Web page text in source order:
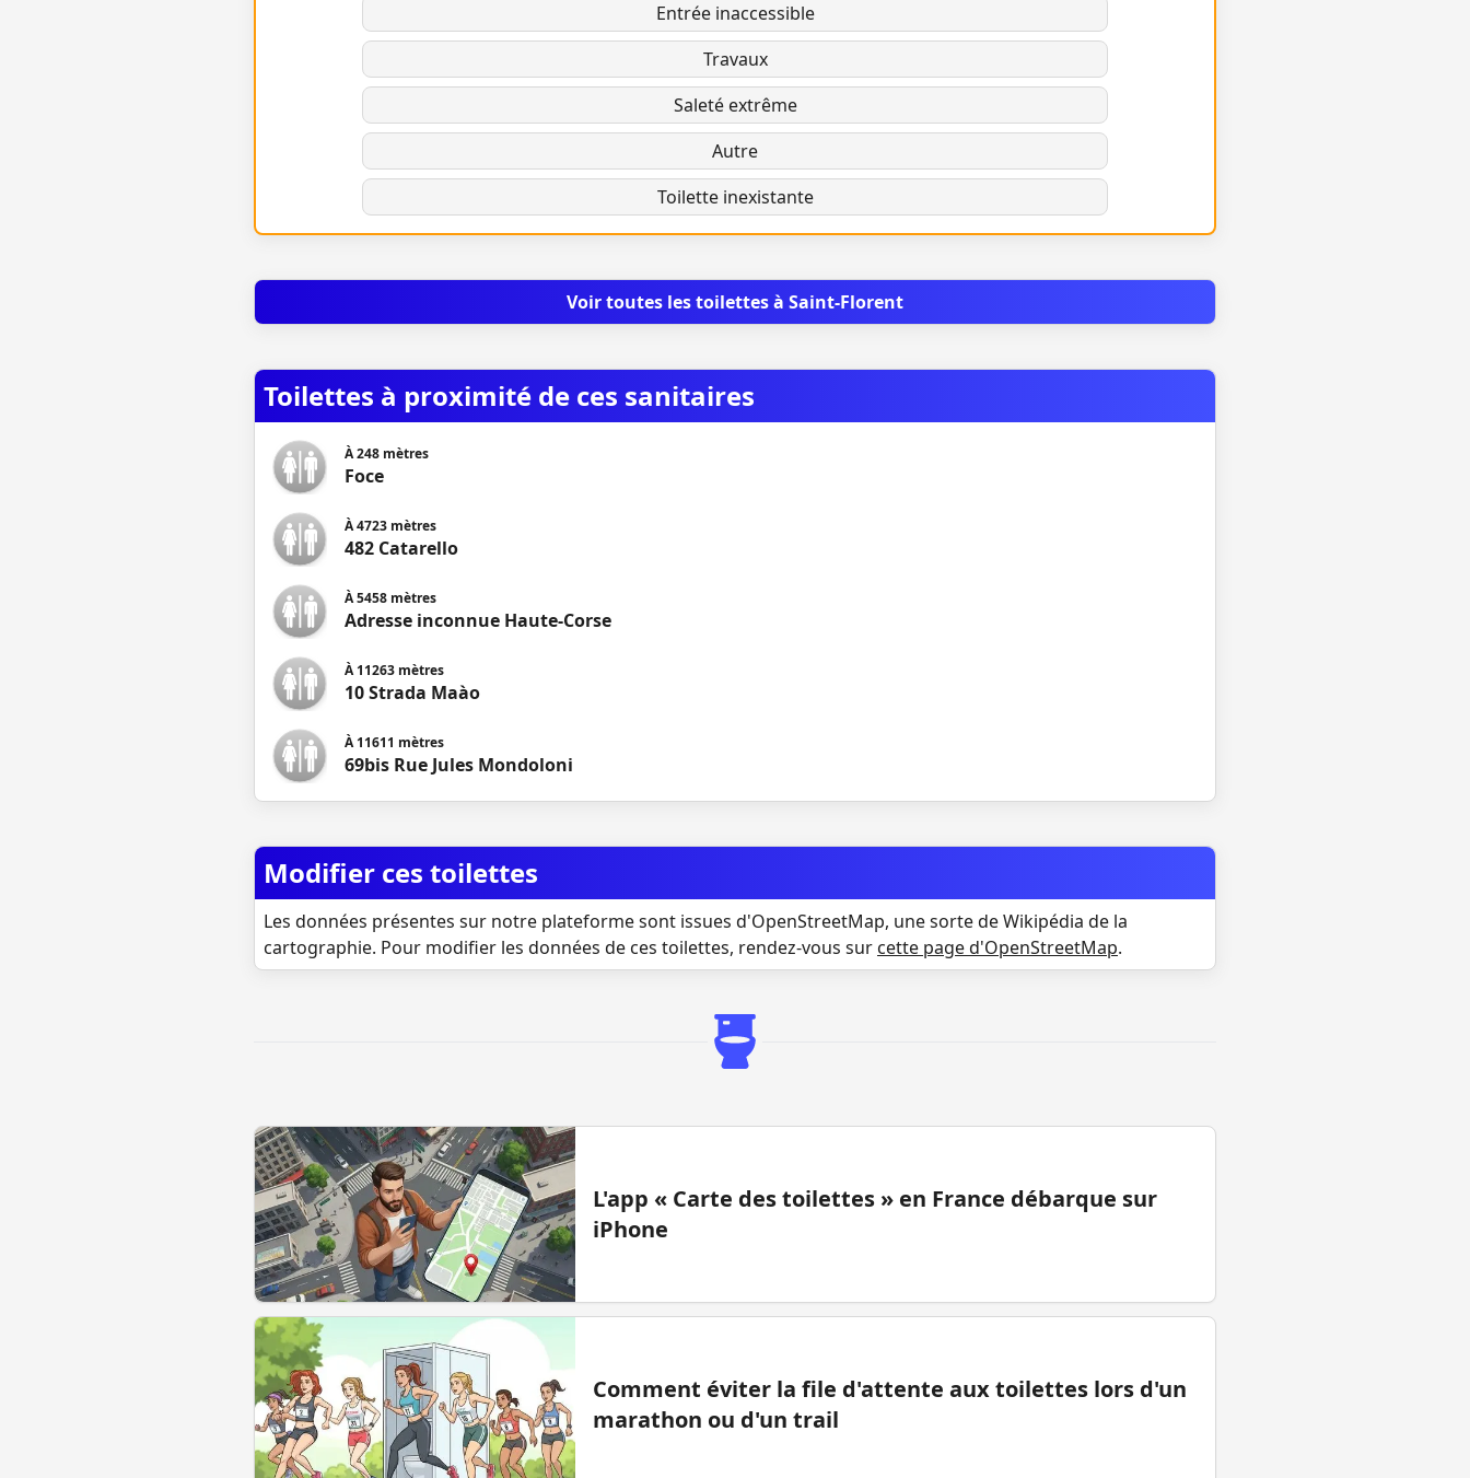
Entrée inaccessible
Travaux
Saleté extrême
Autre
Toilette inexistante
Voir toutes les toilettes à Saint-Florent
Toilettes à proximité de ces sanitaires
À248 mètres
Foce
À4723 mètres
482 Catarello
À5458 mètres
Adresse inconnue Haute-Corse
À11263 mètres
10 Strada Maà­o
À11611 mètres
69bis Rue Jules Mondoloni
Modifier ces toilettes
Les données présentes sur notre plateforme sont issues d'OpenStreetMap, une sorte de Wikipédia de la
cartographie. Pour modifier les données de ces toilettes, rendez-vous sur cette page d'OpenStreetMap.
L'app « Carte des toilettes » en France débarque sur
iPhone
Comment éviter la file d'attente aux toilettes lors d'un
marathon ou d'un trail